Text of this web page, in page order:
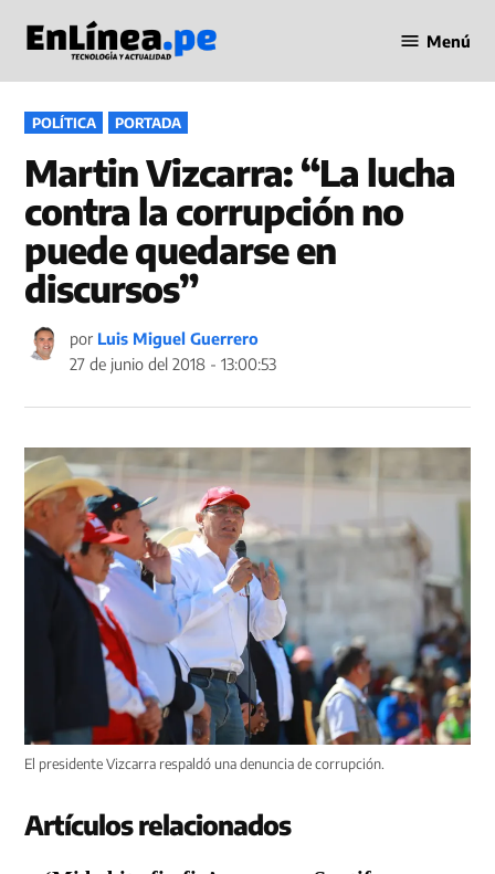
contenido
en Línea
Menú
PUBLICADO
EN
POLÍTICA PORTADA
Martin Vizcarra: “La lucha
contra la corrupción no
puede quedarse en
discursos”
por Luis Miguel Guerrero
27 de junio del 2018 - 13:00:53
El presidente Vizcarra respaldó una denuncia de corrupción.
Artículos relacionados